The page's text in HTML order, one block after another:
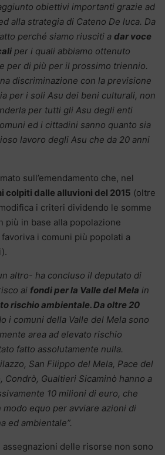
obiettivi importanti grazie ad
alla strategia di Cateno De luca. Da
perché siamo riusciti a dar voce
per i quali abbiamo ottenuto
e per di più per il prossimo triennio.
discriminazione con la previsione
per i soli Asu dei beni culturali, non
per tutti gli Asu degli enti
ed i cittadini sanno quanto sia
lavoro degli Asu che da 20 anni
sull’emendamento che, nel
colpiti dalle alluvioni del 2015 (oltre
i criteri dividendo le somme
più in base alla popolazione
i comuni più popolati a
altro- ha concluso il deputato di
ai fondi per la Valle del Mela in
rischio ambientale. Da oltre 20
i comuni della Valle del Mela sono
area ad elevato rischio
fatto assolutamente nulla.
San Filippo del Mela, Pace del
Condrò, Gualtieri Sicaminò hanno a
10 milioni di euro, che
equo per avviare azioni di
ed ambientale”.
delle risorse non sono